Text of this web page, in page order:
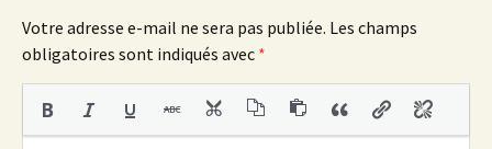
Votre adresse e-mail ne sera pas publiée. Les champs
obligatoires sont indiqués avec *